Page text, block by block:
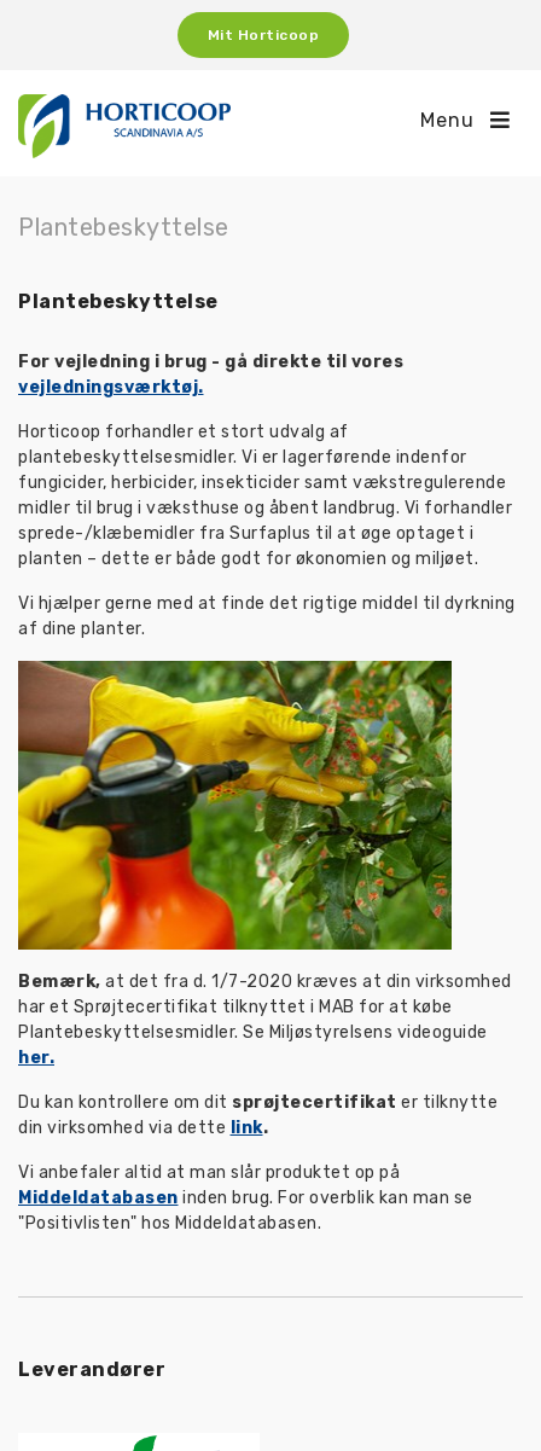
Mit Horticoop
Menu
Plantebeskyttelse
Plantebeskyttelse
For vejledning i brug - gå direkte til vores
vejledningsværktøj.
Horticoop forhandler et stort udvalg af
plantebeskyttelsesmidler. Vi er lagerførende indenfor
fungicider, herbicider, insekticider samt vækstregulerende
midler til brug i væksthuse og åbent landbrug. Vi forhandler
sprede-/klæbemidler fra Surfaplus til at øge optaget i
planten – dette er både godt for økonomien og miljøet.
Vi hjælper gerne med at finde det rigtige middel til dyrkning
af dine planter.
Bemærk, at det fra d. 1/7-2020 kræves at din virksomhed
har et Sprøjtecertifikat tilknyttet i MAB for at købe
Plantebeskyttelsesmidler. Se Miljøstyrelsens videoguide
her.
Du kan kontrollere om dit sprøjtecertifikat er tilknytte
din virksomhed via dette link.
Vi anbefaler altid at man slår produktet op på
Middeldatabasen inden brug. For overblik kan man se
"Positivlisten" hos Middeldatabasen.
Leverandører